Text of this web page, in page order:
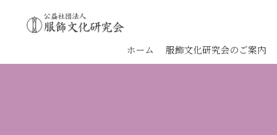
ホーム 服飾文化研究会のご案内